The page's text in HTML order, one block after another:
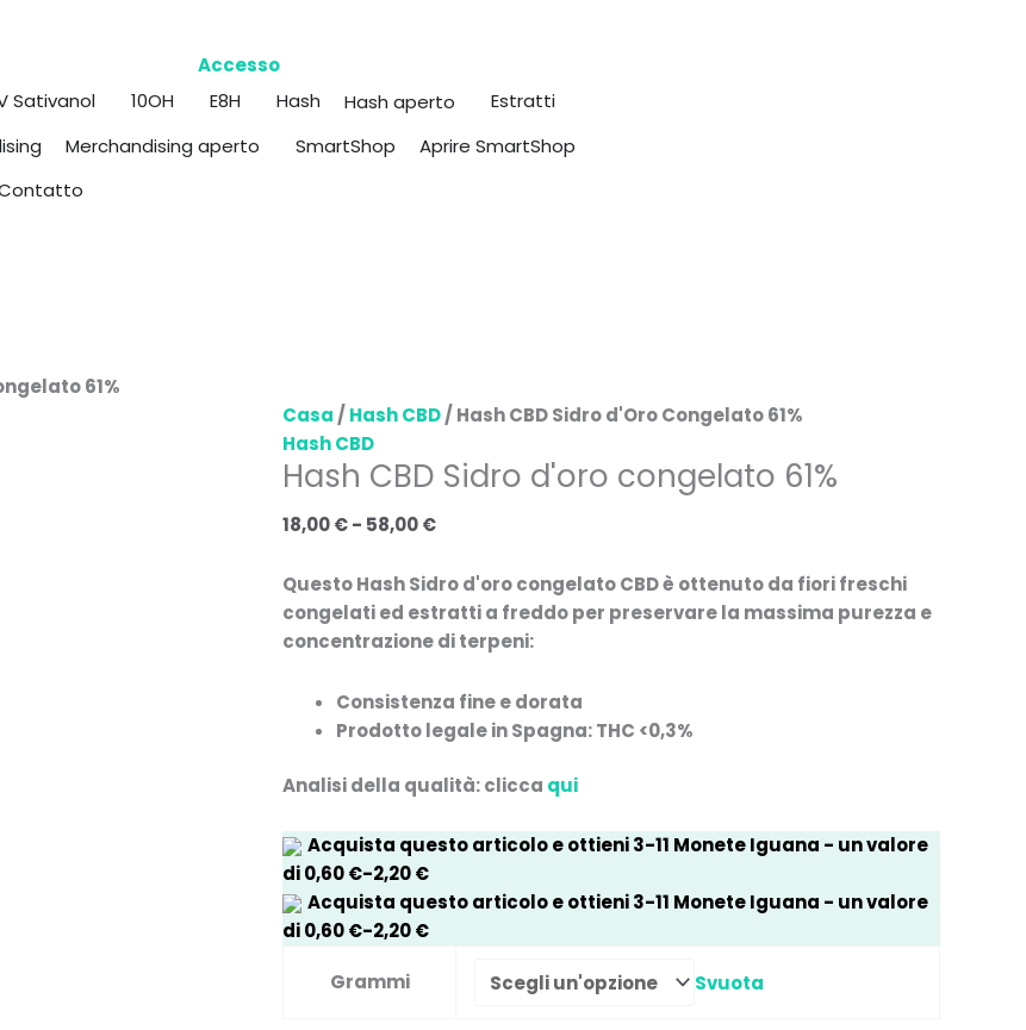
Accesso
Sativanol 10OH E8H Hash Hash aperto
Estratti
Merchandising aperto SmartShop
Aprire SmartShop
61%
Casa / Hash CBD/ Hash CBD Sidro d'Oro Congelato 61%
Hash CBD
Hash CBD Sidro d'oro congelato 61%
18,00€- 58,00€
QuestoHashSidro d'oro congelato CBDè ottenuto da fiori freschi
congelati ed estratti a freddo per preservare la massima purezza e
concentrazione di terpeni:
Consistenza fine e dorata
Prodotto legale in Spagna: THC <0,3%
Analisi della qualità: clicca qui
Acquista questo articolo e ottieni3-11 Monete Iguana - un valore
di0,60€-2,20€
Acquista questo articolo e ottieni3-11 Monete Iguana - un valore
di0,60€-2,20€
Grammi Svuota